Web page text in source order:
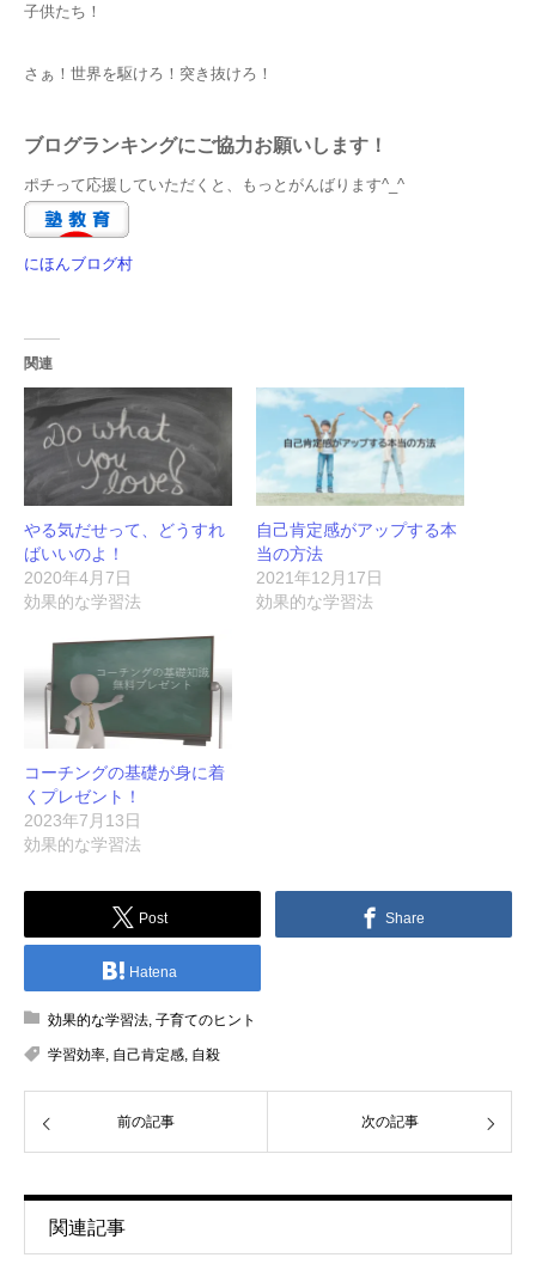
子供たち！
さぁ！世界を駆けろ！突き抜けろ！
ブログランキングにご協力お願いします！
ポチって応援していただくと、もっとがんばります^_^
にほんブログ村
関連
やる気だせって、どうすれ
ばいいのよ！
2020年4月7日
効果的な学習法
自己肯定感がアップする本
当の方法
2021年12月17日
効果的な学習法
コーチングの基礎が身に着
くプレゼント！
2023年7月13日
効果的な学習法
Post Share
Hatena
効果的な学習法, 子育てのヒント
学習効率, 自己肯定感, 自殺
前の記事 次の記事
関連記事